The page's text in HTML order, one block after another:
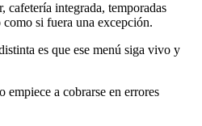
cafetería integrada, temporadas
si fuera una excepción.
es que ese menú siga vivo y
empiece a cobrarse en errores